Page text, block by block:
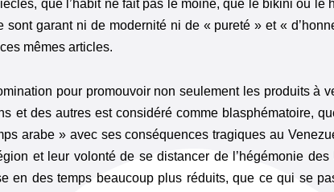
que l’habit ne fait pas le moine, que le bikini ou le
garant ni de modernité ni de « pureté » et «
mêmes articles.
pour promouvoir non seulement les produits à
et des autres est considéré comme blasphématoire,
arabe » avec ses conséquences tragiques au
et leur volonté de se distancer de l’hégémonie des
en des temps beaucoup plus réduits, que ce qui se